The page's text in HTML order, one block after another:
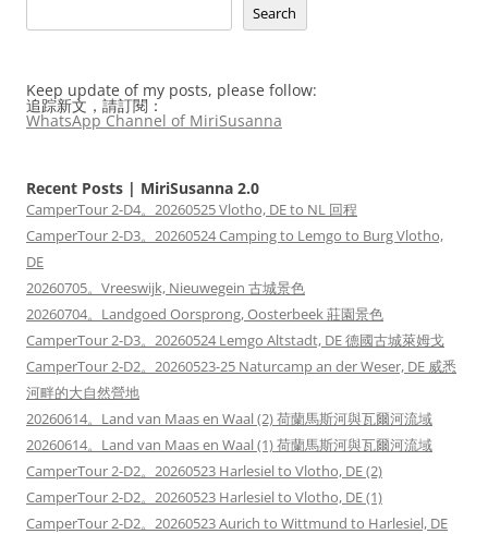
Search
Keep update of my posts, please follow:
追踪新文，請訂閱：
WhatsApp Channel of MiriSusanna
Recent Posts | MiriSusanna 2.0
CamperTour 2-D4。20260525 Vlotho, DE to NL 回程
CamperTour 2-D3。20260524 Camping to Lemgo to Burg Vlotho,
DE
20260705。Vreeswijk, Nieuwegein 古城景色
20260704。Landgoed Oorsprong, Oosterbeek 莊園景色
CamperTour 2-D3。20260524 Lemgo Altstadt, DE 德國古城萊姆戈
CamperTour 2-D2。20260523-25 Naturcamp an der Weser, DE 威悉
河畔的大自然營地
20260614。Land van Maas en Waal (2) 荷蘭馬斯河與瓦爾河流域
20260614。Land van Maas en Waal (1) 荷蘭馬斯河與瓦爾河流域
CamperTour 2-D2。20260523 Harlesiel to Vlotho, DE (2)
CamperTour 2-D2。20260523 Harlesiel to Vlotho, DE (1)
CamperTour 2-D2。20260523 Aurich to Wittmund to Harlesiel, DE